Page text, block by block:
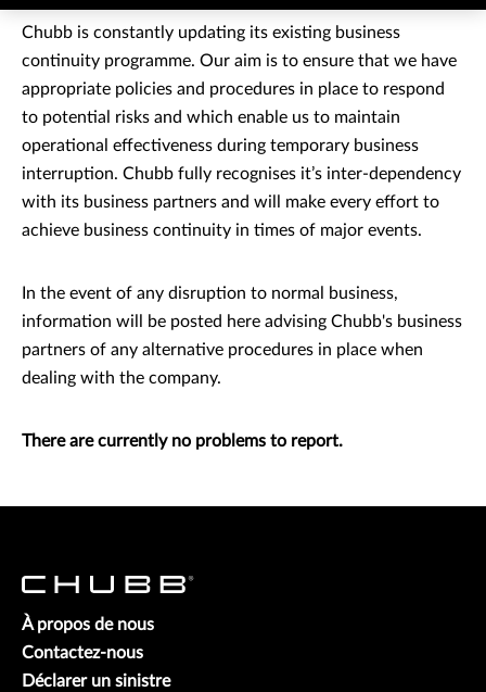
Chubb is constantly updating its existing business
continuity programme. Our aim is to ensure that we have
appropriate policies and procedures in place to respond
to potential risks and which enable us to maintain
operational effectiveness during temporary business
interruption. Chubb fully recognises it’s inter-dependency
with its business partners and will make every effort to
achieve business continuity in times of major events.
In the event of any disruption to normal business,
information will be posted here advising Chubb's business
partners of any alternative procedures in place when
dealing with the company.
There are currently no problems to report.
À propos de nous
Contactez-nous
Déclarer un sinistre